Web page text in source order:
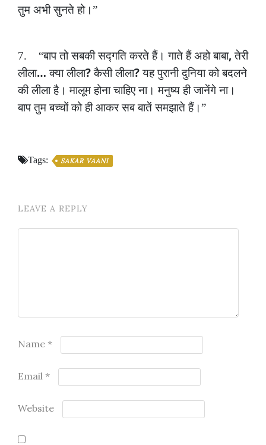
तुम अभी सुनते हो।”
7. “बाप तो सबकी सद्गति करते हैं। गाते हैं अहो बाबा,तेरी
लीला…क्या लीला?कैसी लीला?यह पुरानी दुनिया को बदलने
की लीला है। मालूम होना चाहिए ना। मनुष्य ही जानेंगे ना।
बाप तुम बच्चों को ही आकर सब बातें समझाते हैं।”
Tags: SAKAR VAANI
LEAVE A REPLY
Name *
Email *
Website